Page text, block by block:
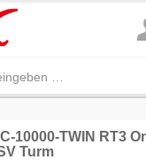
10000-TWIN RT3
Turm